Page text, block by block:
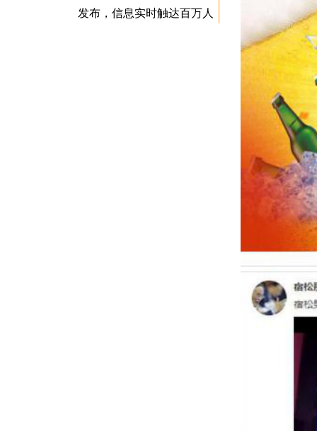
发布，信息实时触达百万人